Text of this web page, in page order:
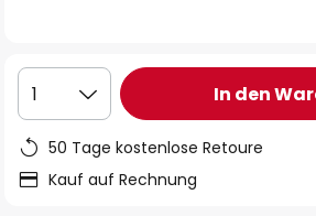
1 In den
50 Tage kostenlose Retoure
Kauf auf Rechnung